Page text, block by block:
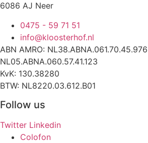
6086 AJ Neer
0475 - 59 71 51
info@kloosterhof.nl
ABN AMRO: NL38.ABNA.061.70.45.976
NL05.ABNA.060.57.41.123
KvK: 130.38280
BTW: NL8220.03.612.B01
Follow us
Twitter Linkedin
Colofon